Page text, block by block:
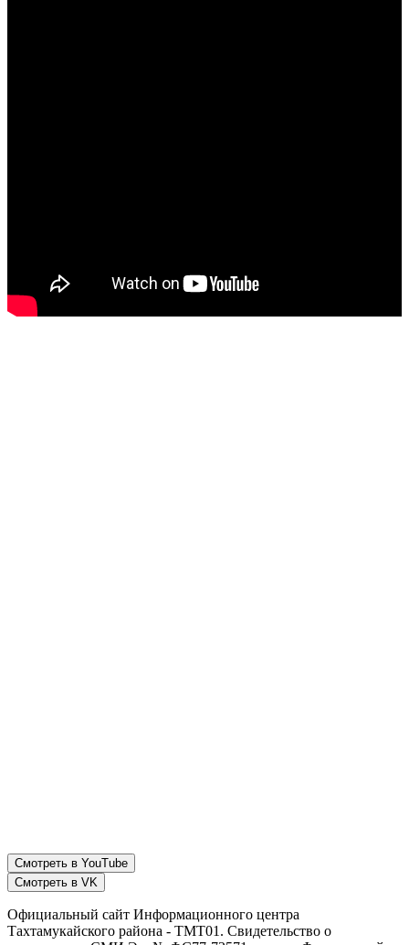
Смотреть в YouTube
Смотреть в VK
Официальный сайт Информационного центра
Тахтамукайского района - ТМТ01. Свидетельство о